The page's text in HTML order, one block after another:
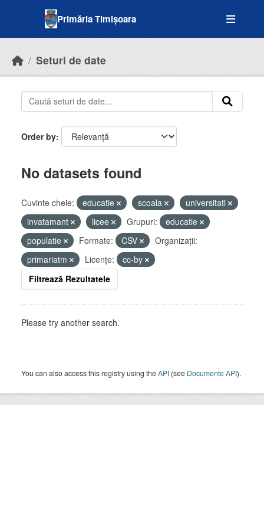
Primăria Timișoara
Seturi de date
Order by
No datasets found
Cuvinte cheie: educatie scoala
universitati
invatamant
licee Grupuri:
educatie
populatie
Formate: CSV
Organizații:
primariatm
Licenţe:
cc-by
Filtrează Rezultatele
Please try another search.
You can also access this registry using theAPI (see Documente API).